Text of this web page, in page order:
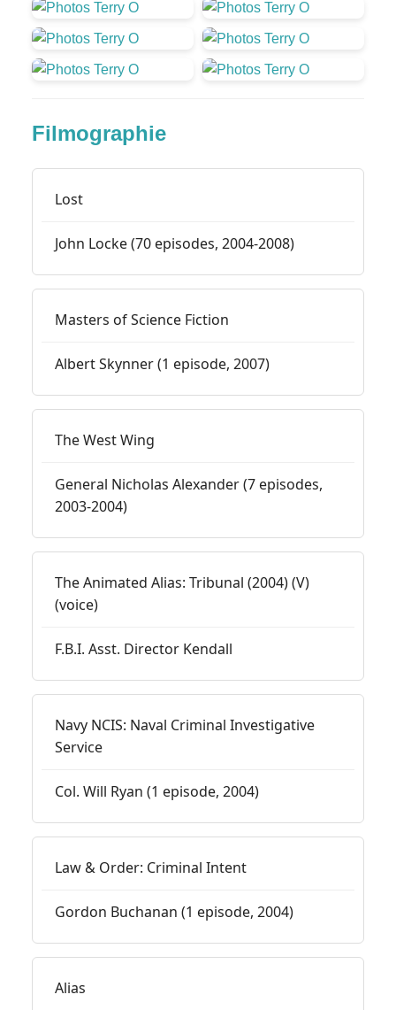
Filmographie
Lost
John Locke (70 episodes, 2004-2008)
Masters of Science Fiction
Albert Skynner (1 episode, 2007)
The West Wing
General Nicholas Alexander (7 episodes,
2003-2004)
The Animated Alias: Tribunal (2004) (V)
(voice)
F.B.I. Asst. Director Kendall
Navy NCIS: Naval Criminal Investigative
Service
Col. Will Ryan (1 episode, 2004)
Law & Order: Criminal Intent
Gordon Buchanan (1 episode, 2004)
Alias